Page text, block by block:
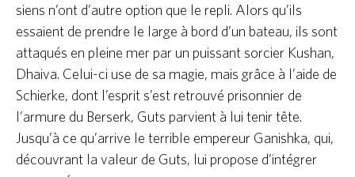
siens n’ont d’autre option que le repli. Alors qu’ils
essaient de prendre le large à bord d’un bateau, ils sont
attaqués en pleine mer par un puissant sorcier Kushan,
Dhaiva. Celui-ci use de sa magie, mais grâce à l’aide de
Schierke, dont l’esprit s’est retrouvé prisonnier de
l’armure du Berserk, Guts parvient à lui tenir tête.
Jusqu’à ce qu’arrive le terrible empereur Ganishka, qui,
découvrant la valeur de Guts, lui propose d’intégrer